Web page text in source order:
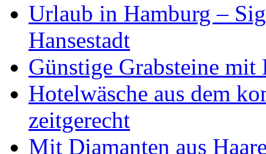
Urlaub in Hamburg –
Hansestadt
Günstige Grabsteine mit
Hotelwäsche aus dem
zeitgerecht
Mit Diamanten aus